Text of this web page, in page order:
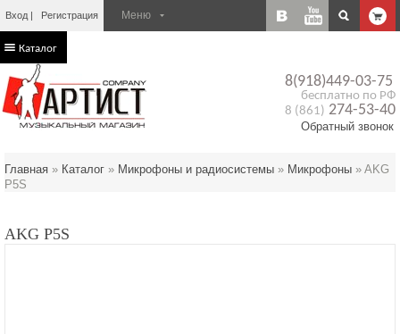
Вход Регистрация
8(918)449-03-75
бесплатно по РФ
8 (861) 274-53-40
Обратный звонок
Каталог
Главная » Каталог » Микрофоны и радиосистемы » Микрофоны » AKG
P5S
AKG P5S